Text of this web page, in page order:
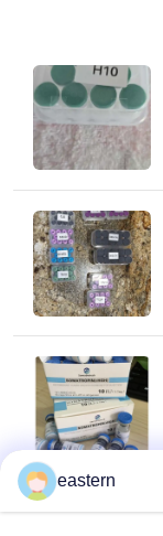
eastern